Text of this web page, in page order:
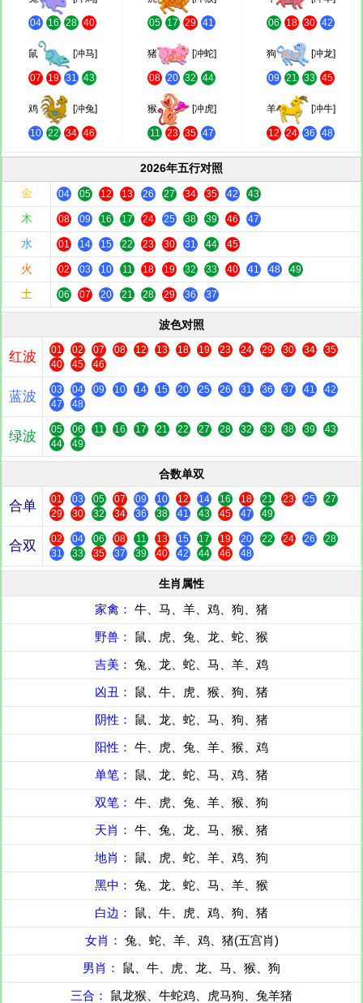
04 16 28 40 05 17 29 41 06 18 30 42
鼠 [冲马]
07 19 31 43
猪 [冲蛇]
08 20 32 44
狗 [冲龙]
09 21 33 45
鸡 [冲兔]
10 22 34 46
猴 [冲虎]
11 23 35 47
羊 [冲牛]
12 24 36 48
2026年五行对照
金
04 05 12 13 26 27 34 35 42 43
木 08 09 16 17 24 25 38 39 46 47
水 01 14 15 22 23 30 31 44 45
火 02 03 10 11 18 19 32 33 40 41 48 49
土 06 07 20 21 28 29 36 37
波色对照
红波 01 02 07 08 12 13 18 19 23 24 29 30 34
35
40
45 46
蓝波 03 04 09 10 14 15 20 25 26 31 36 37 41
42
47
48
绿波 05 06 11 16 17 21 22 27 28 32 33 38 39
43
44
49
合数单双
合单 01 03 05 07 09 10 12 14 16 18 21 23 25
27
29
30 32 34 36 38 41 43 45 47 49
合双 02 04 06 08 11 13 15 17 19 20 22 24 26
28
31
33 35 37 39 40 42 44 46 48
生肖属性
家禽： 牛、马、羊、鸡、狗、猪
野兽： 鼠、虎、兔、龙、蛇、猴
吉美： 兔、龙、蛇、马、羊、鸡
凶丑： 鼠、牛、虎、猴、狗、猪
阴性： 鼠、龙、蛇、马、狗、猪
阳性： 牛、虎、兔、羊、猴、鸡
单笔： 鼠、龙、蛇、马、鸡、猪
双笔： 牛、虎、兔、羊、猴、狗
天肖： 牛、兔、龙、马、猴、猪
地肖： 鼠、虎、蛇、羊、鸡、狗
黑中： 兔、龙、蛇、马、羊、猴
白边： 鼠、牛、虎、鸡、狗、猪
女肖： 兔、蛇、羊、鸡、猪(五宫肖)
男肖： 鼠、牛、虎、龙、马、猴、狗
三合： 鼠龙猴、牛蛇鸡、虎马狗、兔羊猪